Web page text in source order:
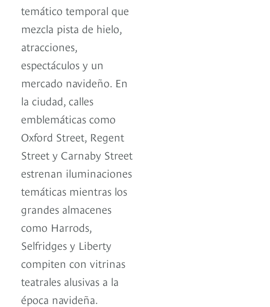
temático temporal que
mezcla pista de hielo,
atracciones,
espectáculos y un
mercado navideño. En
la ciudad, calles
emblemáticas como
Oxford Street, Regent
Street y Carnaby Street
estrenan iluminaciones
temáticas mientras los
grandes almacenes
como Harrods,
Selfridges y Liberty
compiten con vitrinas
teatrales alusivas a la
época navideña.